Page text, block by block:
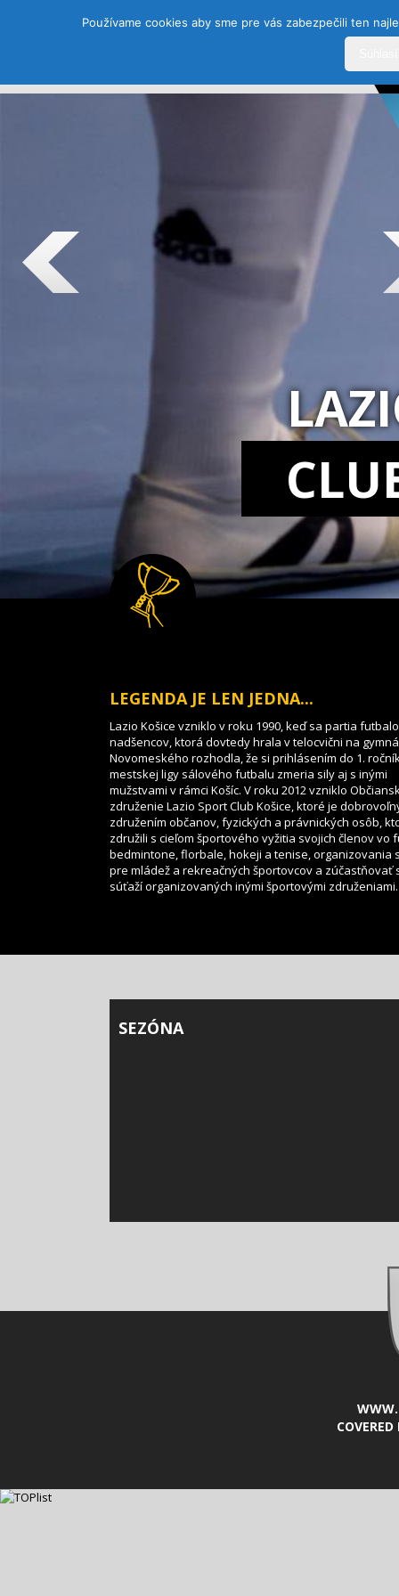
LEGENDA JE LEN JEDNA...
Lazio Košice vzniklo v roku 1990, keď sa partia
nadšencov, ktorá dovtedy hrala v telocvični na
Novomeského rozhodla, že si prihlásením do 1.
mestskej ligy sálového futbalu zmeria sily aj s inými
mužstvami v rámci Košíc. V roku 2012 vzniklo
združenie Lazio Sport Club Košice, ktoré je
združením občanov, fyzických a právnických osôb,
združili s cieľom športového vyžitia svojich členov vo
bedmintone, florbale, hokeji a tenise, organizovania
pre mládež a rekreačných športovcov a zúčastňovať
súťaží organizovaných inými športovými združeniami.
SEZÓNA
Používame cookies aby sme pre vás zabezpečili ten